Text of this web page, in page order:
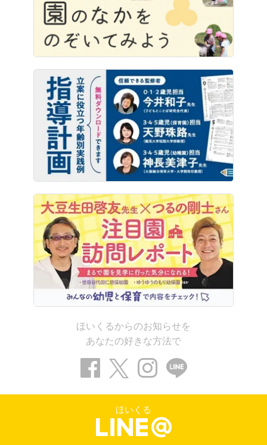
ほいくるからのお知らせを
あなたの好きな方法で
ほいくる